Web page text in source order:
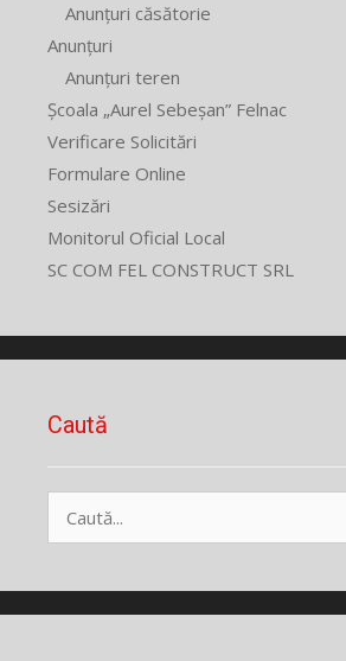
Anunțuri căsătorie
Anunțuri
Anunțuri teren
Școala „Aurel Sebeșan” Felnac
Verificare Solicitări
Formulare Online
Sesizări
Monitorul Oficial Local
SC COM FEL CONSTRUCT SRL
Caută
după: